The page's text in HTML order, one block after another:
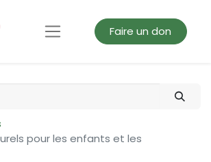
Faire un don
pour les enfants et les